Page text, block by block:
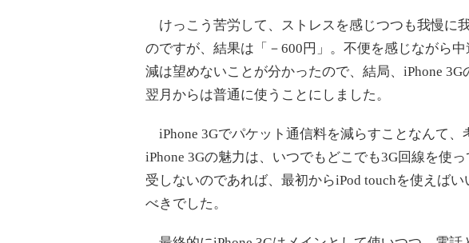
けっこう苦労して、ストレスを感じつつも我慢に
のですが、結果は「－600円」。不便を感じながら
減は望めないことが分かったので、結局、iPhone 3G
翌月からは普通に使うことにしました。
iPhone 3Gでパケット通信料を減らすことなんて、
iPhone 3Gの魅力は、いつでもどこでも3G回線を使
受しないのであれば、最初からiPod touchを使えば
べきでした。